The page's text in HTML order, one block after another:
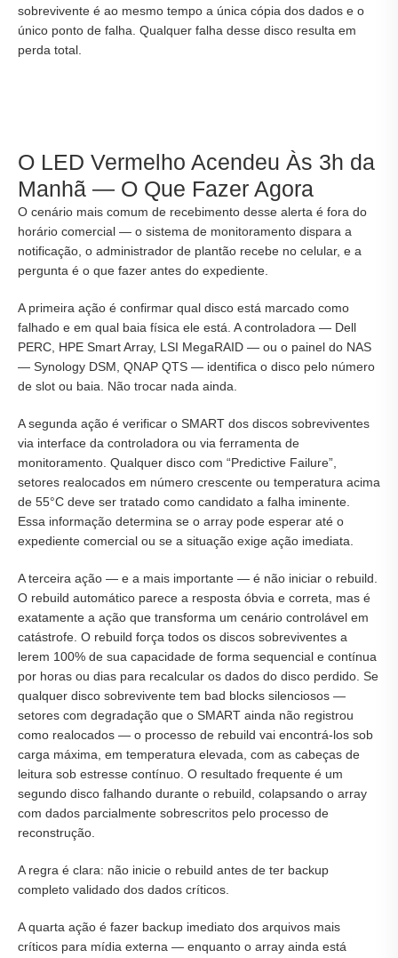
sobrevivente é ao mesmo tempo a única cópia dos dados e o
único ponto de falha. Qualquer falha desse disco resulta em
perda total.
O LED Vermelho Acendeu Às 3h da
Manhã — O Que Fazer Agora
O cenário mais comum de recebimento desse alerta é fora do
horário comercial — o sistema de monitoramento dispara a
notificação, o administrador de plantão recebe no celular, e a
pergunta é o que fazer antes do expediente.
A primeira ação é confirmar qual disco está marcado como
falhado e em qual baia física ele está. A controladora — Dell
PERC, HPE Smart Array, LSI MegaRAID — ou o painel do NAS
— Synology DSM, QNAP QTS — identifica o disco pelo número
de slot ou baia. Não trocar nada ainda.
A segunda ação é verificar o SMART dos discos sobreviventes
via interface da controladora ou via ferramenta de
monitoramento. Qualquer disco com “Predictive Failure”,
setores realocados em número crescente ou temperatura acima
de 55°C deve ser tratado como candidato a falha iminente.
Essa informação determina se o array pode esperar até o
expediente comercial ou se a situação exige ação imediata.
A terceira ação — e a mais importante — é não iniciar o rebuild.
O rebuild automático parece a resposta óbvia e correta, mas é
exatamente a ação que transforma um cenário controlável em
catástrofe. O rebuild força todos os discos sobreviventes a
lerem 100% de sua capacidade de forma sequencial e contínua
por horas ou dias para recalcular os dados do disco perdido. Se
qualquer disco sobrevivente tem bad blocks silenciosos —
setores com degradação que o SMART ainda não registrou
como realocados — o processo de rebuild vai encontrá-los sob
carga máxima, em temperatura elevada, com as cabeças de
leitura sob estresse contínuo. O resultado frequente é um
segundo disco falhando durante o rebuild, colapsando o array
com dados parcialmente sobrescritos pelo processo de
reconstrução.
A regra é clara: não inicie o rebuild antes de ter backup
completo validado dos dados críticos.
A quarta ação é fazer backup imediato dos arquivos mais
críticos para mídia externa — enquanto o array ainda está